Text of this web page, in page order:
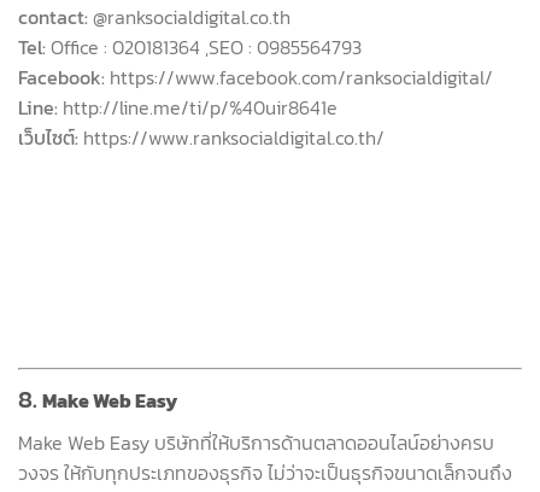
contact: @ranksocialdigital.co.th
Tel: Office : 020181364 ,SEO : 0985564793
Facebook: https://www.facebook.com/ranksocialdigital/
Line: http://line.me/ti/p/%40uir8641e
เว็บไซต์: https://www.ranksocialdigital.co.th/
8. Make Web Easy
Make Web Easy บริษัทที่ให้บริการด้านตลาดออนไลน์อย่างครบ
วงจร ให้กับทุกประเภทของธุรกิจ ไม่ว่าจะเป็นธุรกิจขนาดเล็กจนถึง